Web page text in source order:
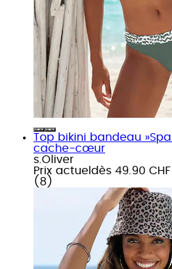
Top bikini bandeau
cache-cœur
s.Oliver
Prix actuel dès 49.90 CHF
( 8 )